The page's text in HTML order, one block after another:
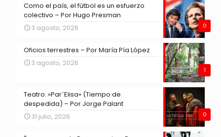
0
Como el país, el fútbol es un esfuerzo
colectivo – Por Hugo Presman
3 agosto, 2026
1
Oficios terrestres – Por María Pía López
3 agosto, 2026
0
Teatro. «Par´Elisa» (Tiempo de
despedida) – Por Jorge Palant
31 julio, 2026